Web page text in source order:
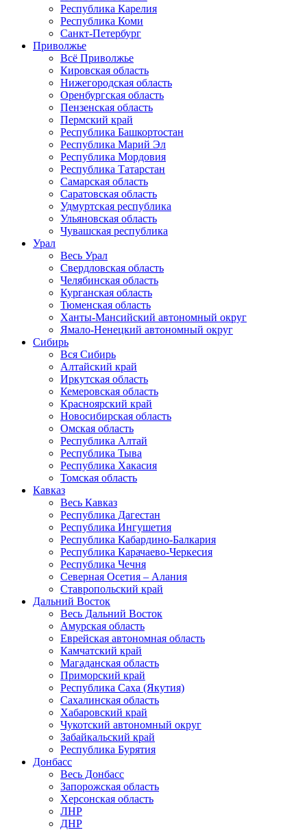
Республика Карелия
Республика Коми
Санкт-Петербург
Приволжье
Всё Приволжье
Кировская область
Нижегородская область
Оренбургская область
Пензенская область
Пермский край
Республика Башкортостан
Республика Марий Эл
Республика Мордовия
Республика Татарстан
Самарская область
Саратовская область
Удмуртская республика
Ульяновская область
Чувашская республика
Урал
Весь Урал
Свердловская область
Челябинская область
Курганская область
Тюменская область
Ханты-Мансийский автономный округ
Ямало-Ненецкий автономный округ
Сибирь
Вся Сибирь
Алтайский край
Иркутская область
Кемеровская область
Красноярский край
Новосибирская область
Омская область
Республика Алтай
Республика Тыва
Республика Хакасия
Томская область
Кавказ
Весь Кавказ
Республика Дагестан
Республика Ингушетия
Республика Кабардино-Балкария
Республика Карачаево-Черкесия
Республика Чечня
Северная Осетия – Алания
Ставропольский край
Дальний Восток
Весь Дальний Восток
Амурская область
Еврейская автономная область
Камчатский край
Магаданская область
Приморский край
Республика Саха (Якутия)
Сахалинская область
Хабаровский край
Чукотский автономный округ
Забайкальский край
Республика Бурятия
Донбасс
Весь Донбасс
Запорожская область
Херсонская область
ЛНР
ДНР